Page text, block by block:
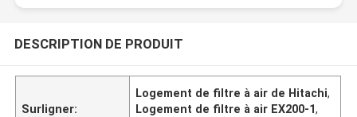
DESCRIPTION DE PRODUIT
Surligner:
Logement de filtre à air de Hitachi,
Logement de filtre à air EX200-1,